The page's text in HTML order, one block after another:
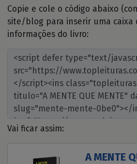
Copie e cole o código abaixo
site/blog para inserir uma caixa
informações do livro:
Vai ficar assim:
A MENTE